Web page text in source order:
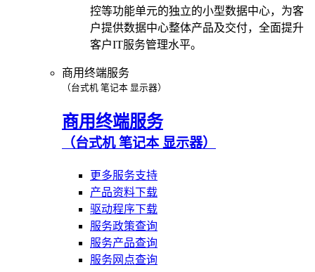
控等功能单元的独立的小型数据中心，为客
户提供数据中心整体产品及交付，全面提升
客户IT服务管理水平。
商用终端服务
（台式机 笔记本 显示器）
商用终端服务
（台式机 笔记本 显示器）
更多服务支持
产品资料下载
驱动程序下载
服务政策查询
服务产品查询
服务网点查询